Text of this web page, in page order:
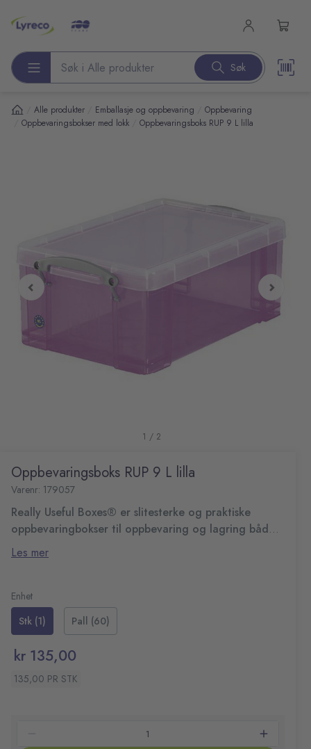
Søk etter produkter Søk
Alle produkter Emballasje og oppbevaring Oppbevaring
Oppbevaringsbokser med lokk Oppbevaringsboks RUP 9 L lilla
1 / 2
Oppbevaringsboks RUP 9 L lilla
Varenr: 179057
Really Useful Boxes® er slitesterke og praktiske
oppbevaringbokser til oppbevaring og lagring både
hjemme og på kontoret.
Boksene er kompakte og stablebare, og bidrar til å holde
det rent og ryddig, selv der det er begrenset med plass.
Farge: Lilla
Utvendige mål: 395x255x155mm
Vekt: 900g
Les mer
Enhet
Stk (1)
Pall (60)
kr 135,00
135,00 PR STK